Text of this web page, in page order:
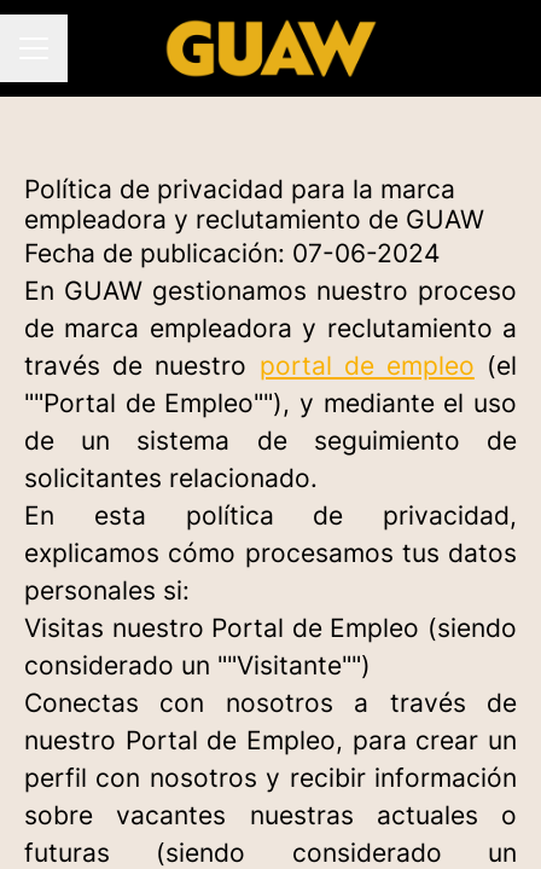
MENÚ DE EMPLEO
Política de privacidad para la marca
empleadora y reclutamiento de GUAW
Fecha de publicación: 07-06-2024
En GUAW gestionamos nuestro proceso
de marca empleadora y reclutamiento a
través de nuestro portal de empleo (el
""Portal de Empleo""), y mediante el uso
de un sistema de seguimiento de
solicitantes relacionado.
En esta política de privacidad,
explicamos cómo procesamos tus datos
personales si:
Visitas nuestro Portal de Empleo (siendo
considerado un ""Visitante"")
Conectas con nosotros a través de
nuestro Portal de Empleo, para crear un
perfil con nosotros y recibir información
sobre vacantes nuestras actuales o
futuras (siendo considerado un